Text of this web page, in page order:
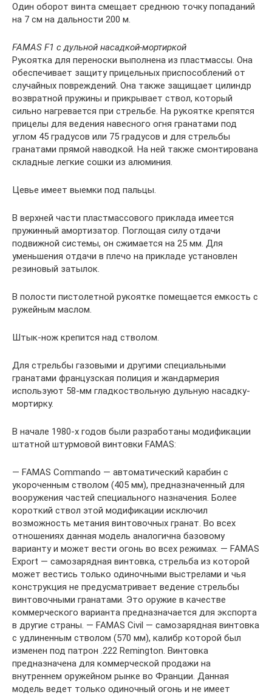
Один оборот винта смещает среднюю точку попаданий
на 7 см на дальности 200 м.
FAMAS F1 с дульной насадкой-мортиркой
Рукоятка для переноски выполнена из пластмассы. Она
обеспечивает защиту прицельных приспособлений от
случайных повреждений. Она также защищает цилиндр
возвратной пружины и прикрывает ствол, который
сильно нагревается при стрельбе. На рукоятке крепятся
прицелы для ведения навесного огня гранатами под
углом 45 градусов или 75 градусов и для стрельбы
гранатами прямой наводкой. На ней также смонтирована
складные легкие сошки из алюминия.
Цевье имеет выемки под пальцы.
В верхней части пластмассового приклада имеется
пружинный амортизатор. Поглощая силу отдачи
подвижной системы, он сжимается на 25 мм. Для
уменьшения отдачи в плечо на прикладе установлен
резиновый затылок.
В полости пистолетной рукоятке помещается емкость с
ружейным маслом.
Штык-нож крепится над стволом.
Для стрельбы газовыми и другими специальными
гранатами французская полиция и жандармерия
используют 58-мм гладкоствольную дульную насадку-
мортирку.
В начале 1980-х годов были разработаны модификации
штатной штурмовой винтовки FAMAS:
— FAMAS Commando — автоматический карабин с
укороченным стволом (405 мм), предназначенный для
вооружения частей специального назначения. Более
короткий ствол этой модификации исключил
возможность метания винтовочных гранат. Во всех
отношениях данная модель аналогична базовому
варианту и может вести огонь во всех режимах. — FAMAS
Export — самозарядная винтовка, стрельба из которой
может вестись только одиночными выстрелами и чья
конструкция не предусматривает ведение стрельбы
винтовочными гранатами. Это оружие в качестве
коммерческого варианта предназначается для экспорта
в другие страны. — FAMAS Civil — самозарядная винтовка
с удлиненным стволом (570 мм), калибр которой был
изменен под патрон .222 Remington. Винтовка
предназначена для коммерческой продажи на
внутреннем оружейном рынке во Франции. Данная
модель ведет только одиночный огонь и не имеет